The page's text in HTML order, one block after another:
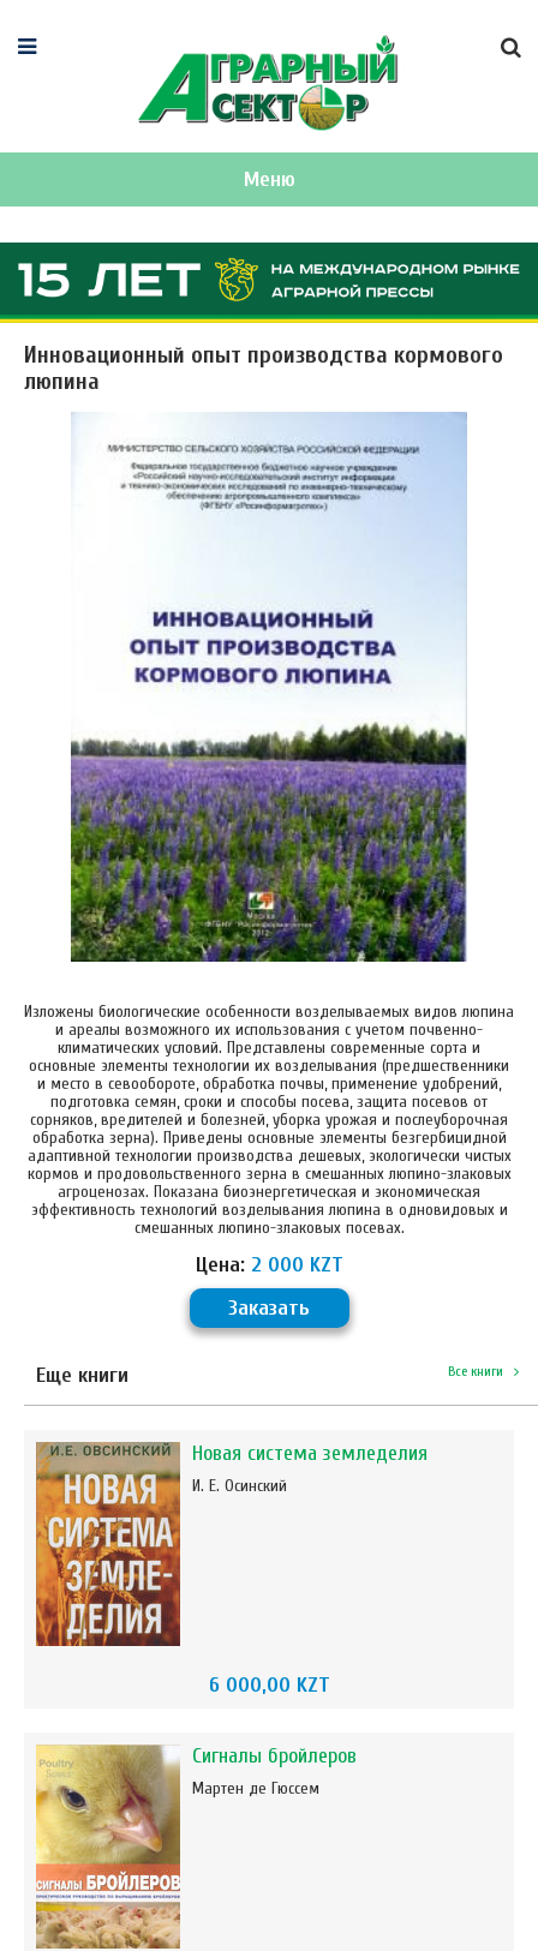
Меню
Инновационный опыт производства кормового
люпина
Изложены биологические особенности возделываемых видов люпина
и ареалы возможного их использования с учетом почвенно-
климатических условий. Представлены современные сорта и
основные элементы технологии их возделывания (предшественники
и место в севообороте, обработка почвы, применение удобрений,
подготовка семян, сроки и способы посева, защита посевов от
сорняков, вредителей и болезней, уборка урожая и послеуборочная
обработка зерна). Приведены основные элементы безгербицидной
адаптивной технологии производства дешевых, экологически чистых
кормов и продовольственного зерна в смешанных люпино-злаковых
агроценозах. Показана биоэнергетическая и экономическая
эффективность технологий возделывания люпина в одновидовых и
смешанных люпино-злаковых посевах.
Цена:2 000 KZT
Заказать
Еще книги Все книги
Новая система земледелия
И. Е. Осинский
6 000,00 KZT
Сигналы бройлеров
Мартен де Гюссем